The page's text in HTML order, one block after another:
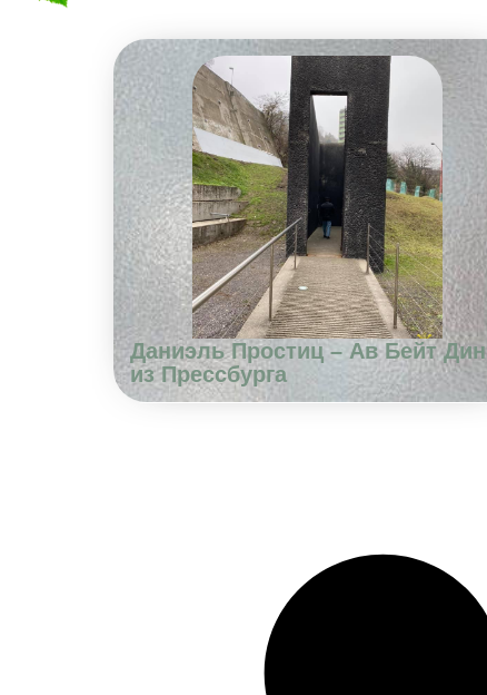
Даниэль Простиц – Ав Бейт Дин
из Прессбурга